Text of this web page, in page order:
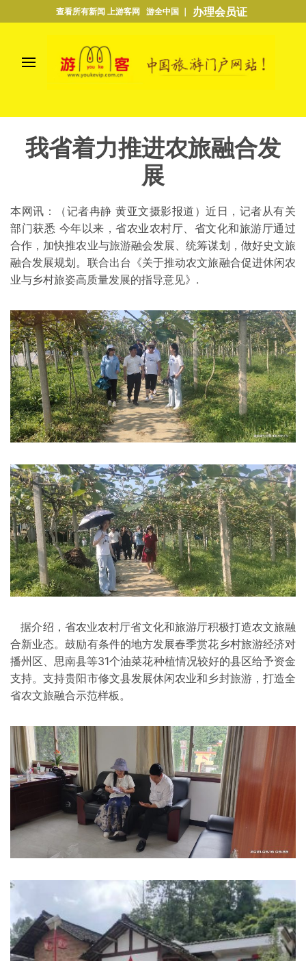
查看所有新闻 上游客网 游全中国 ｜ 办理会员证
我省着力推进农旅融合发
展
本网讯：（记者冉静 黄亚文摄影报道）近日，记者从有关
部门获悉 今年以来，省农业农村厅、省文化和旅游厅通过
合作，加快推农业与旅游融会发展、统筹谋划，做好史文旅
融合发展规划。联合出台《关于推动农文旅融合促进休闲农
业与乡村旅姿高质量发展的指导意见》.
据介绍，省农业农村厅省文化和旅游厅积极打造农文旅融
合新业态。鼓励有条件的地方发展春季赏花乡村旅游经济对
播州区、思南县等31个油菜花种植情况较好的县区给予资金
支持。支持贵阳市修文县发展休闲农业和乡封旅游，打造全
省农文旅融合示范样板。